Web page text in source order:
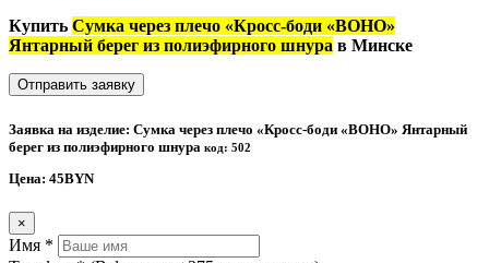
Купить Сумка через плечо «Кросс-боди «BOHO»
Янтарный берег из полиэфирного шнура в Минске
Отправить заявку
Заявка на изделие: Сумка через плечо «Кросс-боди «BOHO» Янтарный
берег из полиэфирного шнура код: 502
Цена: 45BYN
×
Имя *